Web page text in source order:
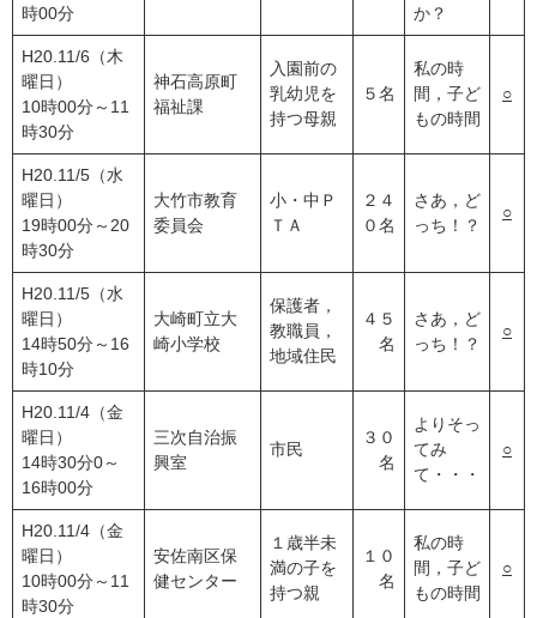
時00分
か？
H20.11/6（木
曜日）
10時00分～11
時30分
神石高原町
福祉課
入園前の
乳幼児を
持つ母親
５名
私の時
間，子ど
もの時間
○
H20.11/5（水
曜日）
19時00分～20
時30分
大竹市教育
委員会
小・中Ｐ
ＴＡ
２４
０名
さあ，ど
っち！？
○
H20.11/5（水
曜日）
14時50分～16
時10分
大崎町立大
崎小学校
保護者，
教職員，
地域住民
４５
名
さあ，ど
っち！？
○
H20.11/4（金
曜日）
14時30分0～
16時00分
三次自治振
興室
市民
３０
名
よりそっ
てみ
て・・・
○
H20.11/4（金
曜日）
10時00分～11
時30分
安佐南区保
健センター
１歳半未
満の子を
持つ親
１０
名
私の時
間，子ど
もの時間
○